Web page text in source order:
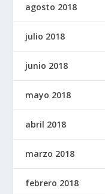
agosto 2018
julio 2018
junio 2018
mayo 2018
abril 2018
marzo 2018
febrero 2018